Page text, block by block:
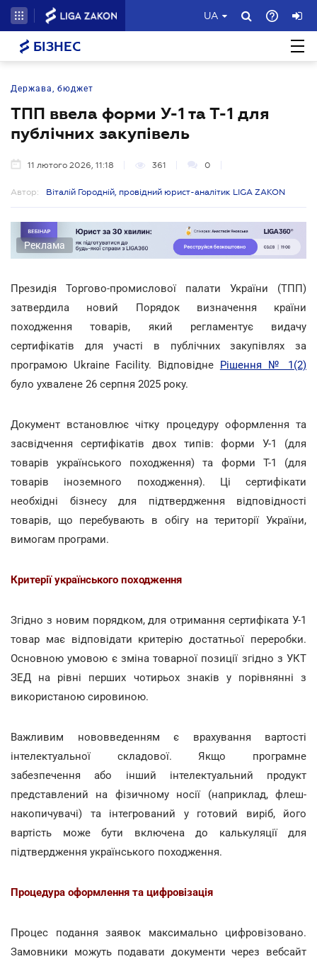
UA
БІЗНЕС
Держава, бюджет
ТПП ввела форми У-1 та Т-1 для
публічних закупівель
11 лютого 2026, 11:18 361 0
Автор: Віталій Городній, провідний юрист-аналітик LIGA ZAKON
Реклама
Президія Торгово-промислової палати України (ТПП)
затвердила новий Порядок визначення країни
походження товарів, який регламентує видачу
сертифікатів для участі в публічних закупівлях за
програмою Ukraine Facility. Відповідне Рішення № 1(2)
було ухвалене 26 серпня 2025 року.
Документ встановлює чітку процедуру оформлення та
засвідчення сертифікатів двох типів: форми У-1 (для
товарів українського походження) та форми Т-1 (для
товарів іноземного походження). Ці сертифікати
необхідні бізнесу для підтвердження відповідності
товарів, що перебувають в обігу на території України,
вимогам програми.
Критерії українського походження
Згідно з новим порядком, для отримання сертифіката У-1
товар має відповідати критерію достатньої переробки.
Основною умовою є зміна товарної позиції згідно з УКТ
ЗЕД на рівні перших чотирьох знаків у порівнянні з
використаною сировиною.
Важливим нововведенням є врахування вартості
інтелектуальної складової. Якщо програмне
забезпечення або інший інтелектуальний продукт
представлений на фізичному носії (наприклад, флеш-
накопичувачі) та інтегрований у готовий виріб, його
вартість може бути включена до калькуляції для
підтвердження українського походження.
Процедура оформлення та цифровізація
Процес подання заявок максимально цифровізовано.
Замовники можуть подавати документи через вебсайт